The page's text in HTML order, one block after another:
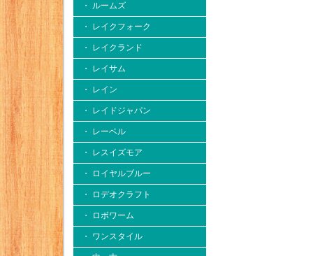
・ ルームズ
・ レイクフォーク
・ レイクランド
・ レイサム
・ レイン
・ レイドジャパン
・ レーベル
・ レスイズモア
・ ロイヤルブルー
・ ロデオクラフト
・ ロボワーム
・ ワンスタイル